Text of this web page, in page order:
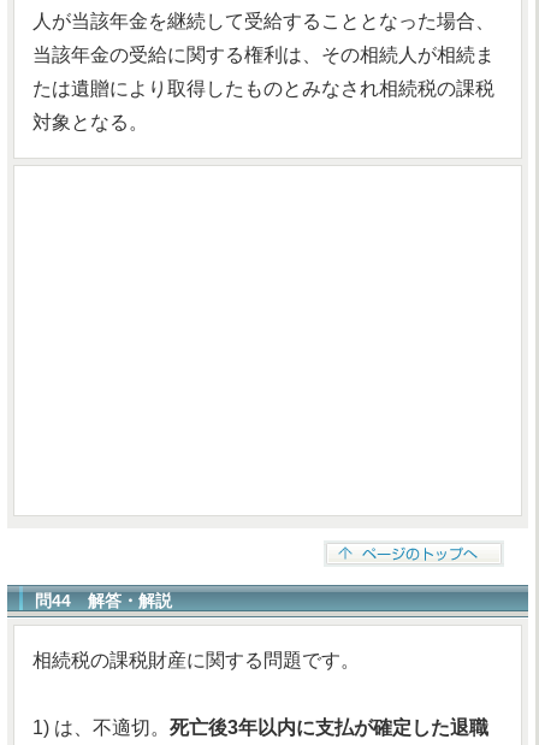
人が当該年金を継続して受給することとなった場合、
当該年金の受給に関する権利は、その相続人が相続ま
たは遺贈により取得したものとみなされ相続税の課税
対象となる。
問44 解答・解説
相続税の課税財産に関する問題です。
1) は、不適切。 死亡後3年以内に支払が確定した退職